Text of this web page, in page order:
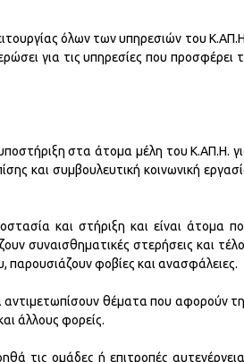
όλων των υπηρεσιών του
για τις υπηρεσίες που προσφέρει
στα άτομα μέλη του Κ.ΑΠ.Η.
και συμβουλευτική κοινωνική
και στήριξη και είναι άτομα
συναισθηματικές στερήσεις και
παρουσιάζουν φοβίες και ανασφάλειες.
αντιμετωπίσουν θέματα που αφορούν
άλλους φορείς.
τις ομάδες ή επιτροπές